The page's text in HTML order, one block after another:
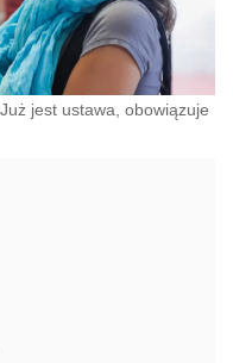
jest ustawa, obowiązuje